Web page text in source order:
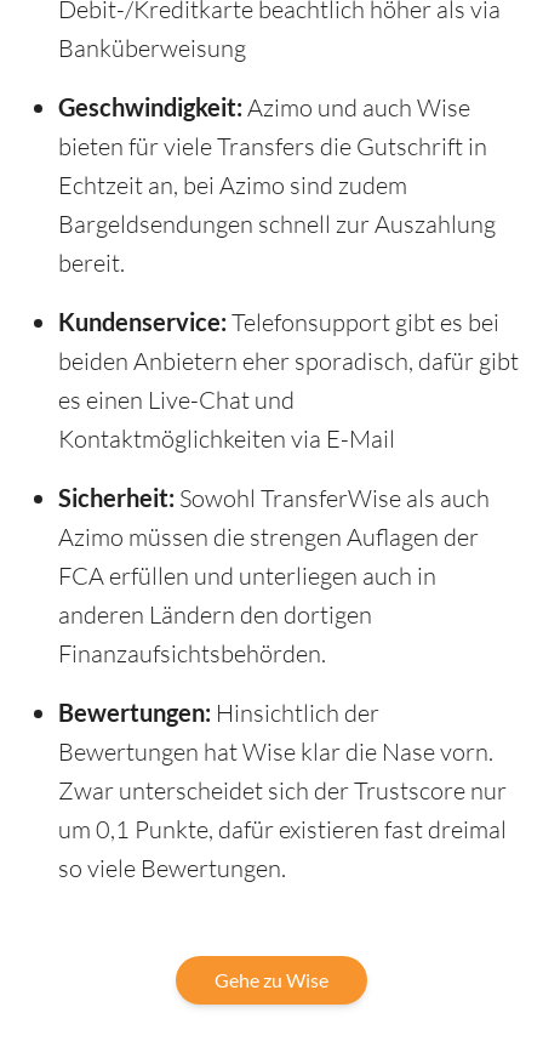
Debit-/Kreditkarte beachtlich höher als via
Banküberweisung
Geschwindigkeit: Azimo und auch Wise
bieten für viele Transfers die Gutschrift in
Echtzeit an, bei Azimo sind zudem
Bargeldsendungen schnell zur Auszahlung
bereit.
Kundenservice: Telefonsupport gibt es bei
beiden Anbietern eher sporadisch, dafür gibt
es einen Live-Chat und
Kontaktmöglichkeiten via E-Mail
Sicherheit: Sowohl TransferWise als auch
Azimo müssen die strengen Auflagen der
FCA erfüllen und unterliegen auch in
anderen Ländern den dortigen
Finanzaufsichtsbehörden.
Bewertungen: Hinsichtlich der
Bewertungen hat Wise klar die Nase vorn.
Zwar unterscheidet sich der Trustscore nur
um 0,1 Punkte, dafür existieren fast dreimal
so viele Bewertungen.
Gehe zu Wise